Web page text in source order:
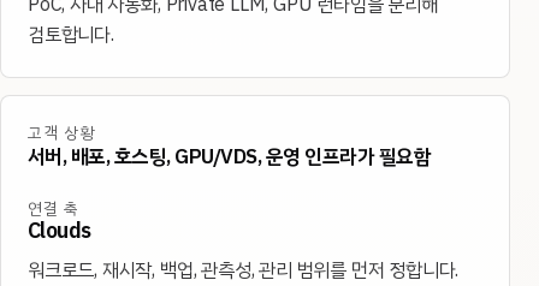
검토합니다.
고객 상황
서버, 배포, 호스팅, GPU/VDS, 운영 인프라가 필요함
연결 축
Clouds
워크로드, 재시작, 백업, 관측성, 관리 범위를 먼저 정합니다.